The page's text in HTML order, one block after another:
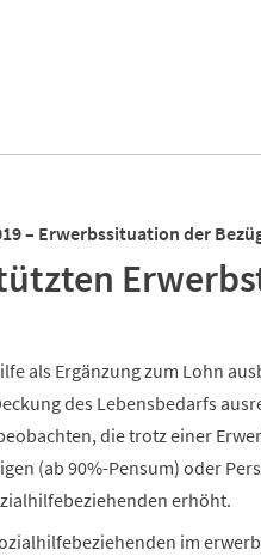
– Erwerbssituation der
als Ergänzung zum Lohn
des Lebensbedarfs
die trotz einer
(ab 90%-Pensum) oder
erhöht.
im